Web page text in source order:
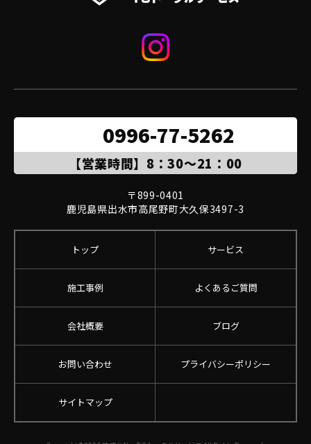
0996-77-5262
【営業時間】8：30～21：00
〒899-0401
鹿児島県出水市高尾野町大久保3497-3
トップ
よくあるご質問
お問い合わせ
サービス
会社概要
プライバシーポリシー
施工事例
ブログ
サイトマップ